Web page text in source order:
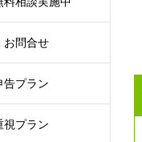
お問合せ
告プラン
視プラン